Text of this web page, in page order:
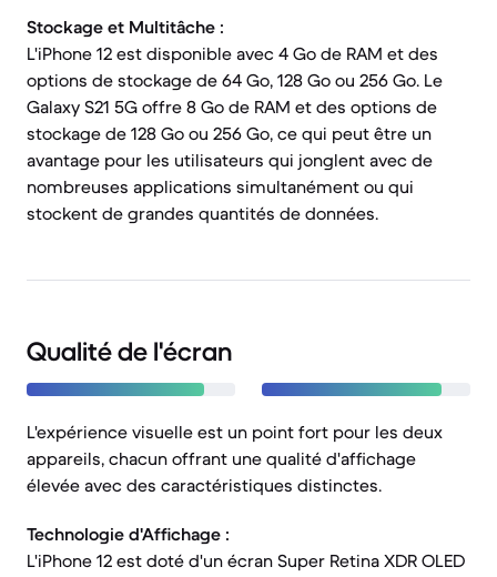
Stockage et Multitâche :
L'iPhone 12 est disponible avec 4 Go de RAM et des
options de stockage de 64 Go, 128 Go ou 256 Go. Le
Galaxy S21 5G offre 8 Go de RAM et des options de
stockage de 128 Go ou 256 Go, ce qui peut être un
avantage pour les utilisateurs qui jonglent avec de
nombreuses applications simultanément ou qui
stockent de grandes quantités de données.
Qualité de l'écran
L'expérience visuelle est un point fort pour les deux
appareils, chacun offrant une qualité d'affichage
élevée avec des caractéristiques distinctes.
Technologie d'Affichage :
L'iPhone 12 est doté d'un écran Super Retina XDR OLED